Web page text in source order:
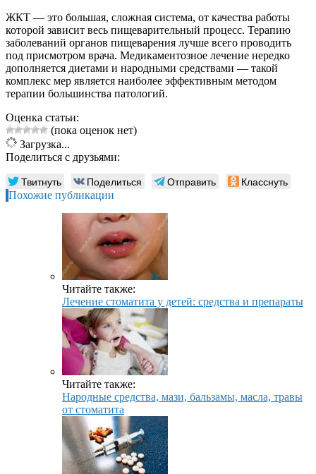
ЖКТ — это большая, сложная система, от качества работы
которой зависит весь пищеварительный процесс. Терапию
заболеваний органов пищеварения лучше всего проводить
под присмотром врача. Медикаментозное лечение нередко
дополняется диетами и народными средствами — такой
комплекс мер является наиболее эффективным методом
терапии большинства патологий.
Оценка статьи:
(пока оценок нет)
Загрузка...
Поделиться с друзьями:
Твитнуть Поделиться Отправить Класснуть
Похожие публикации
Читайте также:
Лечение стоматита у детей: средства и препараты
Читайте также:
Народные средства, мази, бальзамы, масла, травы
от стоматита